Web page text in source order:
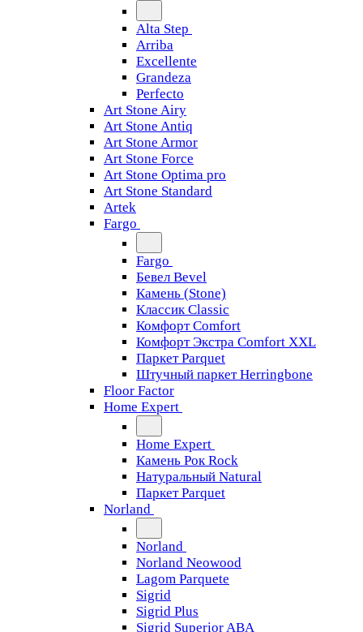
Alta Step
Arriba
Excellente
Grandeza
Perfecto
Art Stone Airy
Art Stone Antiq
Art Stone Armor
Art Stone Force
Art Stone Optima pro
Art Stone Standard
Artek
Fargo
Fargo
Бевел Bevel
Камень (Stone)
Классик Classic
Комфорт Comfort
Комфорт Экстра Comfort XXL
Паркет Parquet
Штучный паркет Herringbone
Floor Factor
Home Expert
Home Expert
Камень Рок Rock
Натуральный Natural
Паркет Parquet
Norland
Norland
Norland Neowood
Lagom Parquete
Sigrid
Sigrid Plus
Sigrid Superior ABA